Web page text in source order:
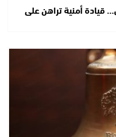
قيادة أمنية تراهن على